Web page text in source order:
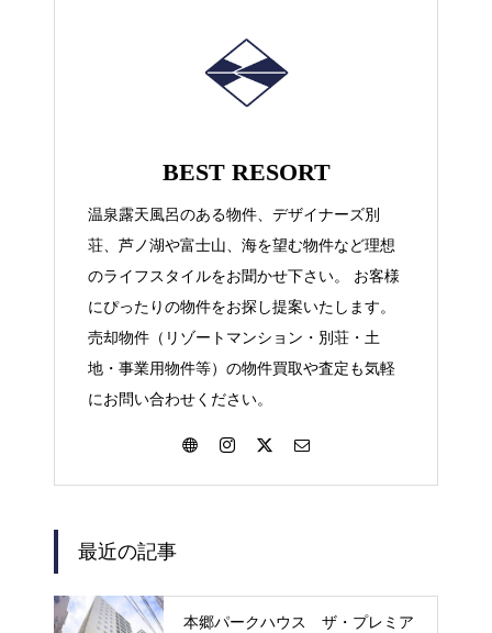
BEST RESORT
温泉露天風呂のある物件、デザイナーズ別
荘、芦ノ湖や富士山、海を望む物件など理想
のライフスタイルをお聞かせ下さい。 お客様
にぴったりの物件をお探し提案いたします。
売却物件（リゾートマンション・別荘・土
地・事業用物件等）の物件買取や査定も気軽
にお問い合わせください。
最近の記事
本郷パークハウス ザ・プレミア